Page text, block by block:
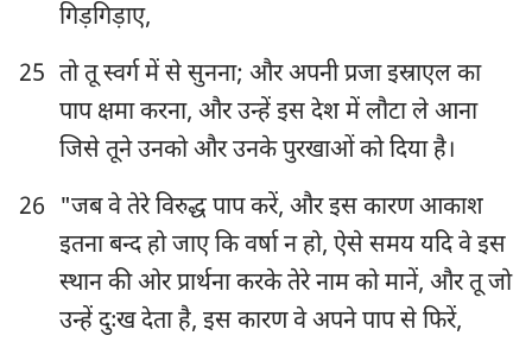
गिड़गिड़ाए,
25 तो तू स्वर्ग में से सुनना; और अपनी प्रजा इस्राएल का
पाप क्षमा करना, और उन्हें इस देश में लौटा ले आना
जिसे तूने उनको और उनके पुरखाओं को दिया है।
26 "जब वे तेरे विरुद्ध पाप करें, और इस कारण आकाश
इतना बन्द हो जाए कि वर्षा न हो, ऐसे समय यदि वे इस
स्थान की ओर प्रार्थना करके तेरे नाम को मानें, और तू जो
उन्हें दुःख देता है, इस कारण वे अपने पाप से फिरें,